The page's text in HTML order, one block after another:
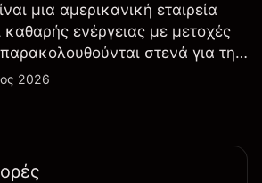
μια αμερικανική εταιρεία
ενέργειας με μετοχές
στενά για την
δεδομένα παραδόσεων και
2026